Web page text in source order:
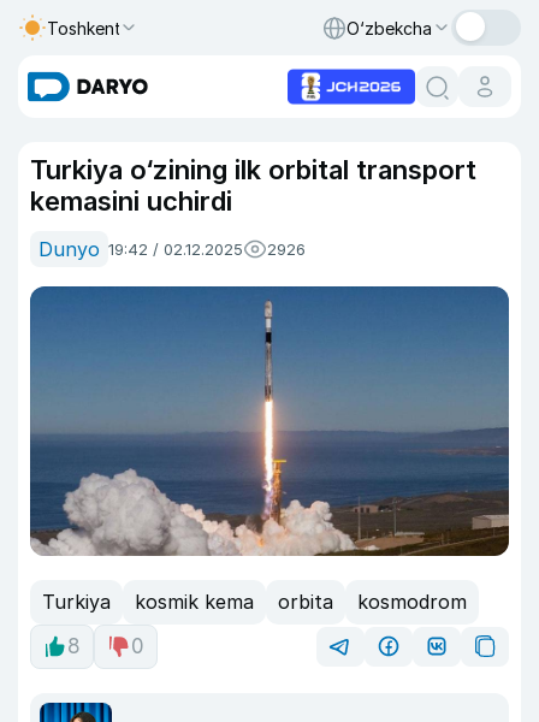
Toshkent O‘zbekcha
Turkiya o‘zining ilk orbital transport
kemasini uchirdi
Dunyo 19:42 / 02.12.2025 2926
Turkiya kosmik kema orbita
kosmodrom
8
0